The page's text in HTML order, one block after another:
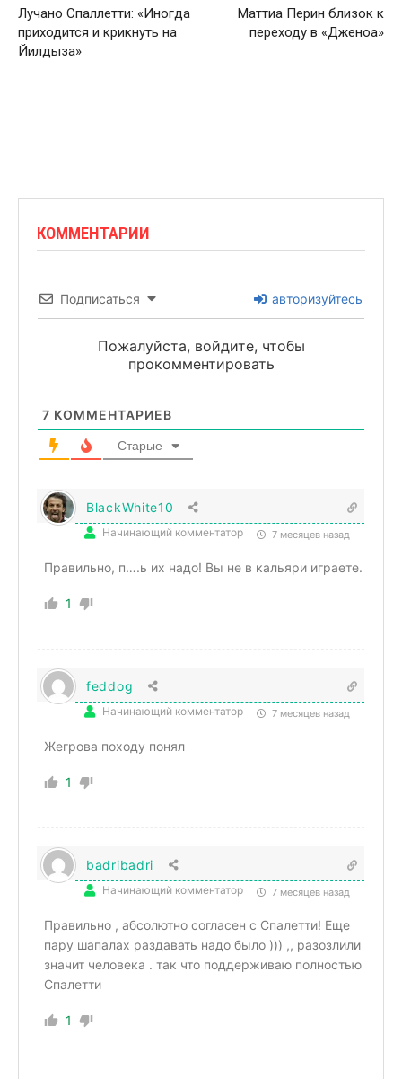
Лучано Спаллетти: «Иногда
приходится и крикнуть на
Йилдыза»
Маттиа Перин близок к
переходу в «Дженоа»
КОММЕНТАРИИ
Подписаться авторизуйтесь
Пожалуйста, войдите, чтобы
прокомментировать
7 КОММЕНТАРИЕВ
Старые
BlackWhite10
Начинающий комментатор 7 месяцев назад
Правильно, п….ь их надо! Вы не в кальяри играете.
1
feddog
Начинающий комментатор 7 месяцев назад
Жегрова походу понял
1
badribadri
Начинающий комментатор 7 месяцев назад
Правильно , абсолютно согласен с Спалетти! Еще
пару шапалах раздавать надо было ))) ,, разозлили
значит человека . так что поддерживаю полностью
Спалетти
1